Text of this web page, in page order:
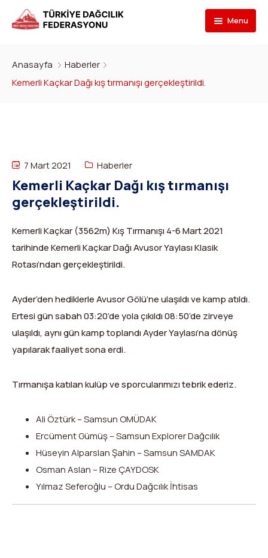
Menu
İletişim
Başkan
Yönetim Kurulu
İl Temsilcileri
Kurullar
Federasyon Logosu
Branşlar
Para Tırmanış
Dağ Kayağı
Kanyoning
Yüksek Dağ Koşusu
Haber Yayınlama Prosedürü
Kulüp Eğitim Başvuruları ve Uygulama Adımları
Faaliyet Programı
Formlar
Türkiye ‘nin Dağları
Tırmanış Raporları
Anti-Doping
Mevzuat
Harç ve Katılım Payları
Yayınlar
Rotalar
Arşivler
Video
2007-2016 Yılı Arşivleri
Başvur
Görevli Başvurusu
Kimlik Başvurusu
DYS Şifre
DYS İlk Giriş ve Şifre (Sporcu, Antrenör, Hakem vb.)
DYS Şifre Başvuru Formu (Sadece Kulüp Yetkilileri)
Anasayfa
Haberler
Kemerli Kaçkar Dağı kış tırmanışı gerçekleştirildi.
7 Mart 2021 Haberler
Kemerli Kaçkar Dağı kış tırmanışı
gerçekleştirildi.
Kemerli Kaçkar (3562m) Kış Tırmanışı 4-6 Mart 2021
tarihinde Kemerli Kaçkar Dağı Avusor Yaylası Klasik
Rotası’ndan gerçekleştirildi.
Ayder’den hediklerle Avusor Gölü’ne ulaşıldı ve kamp atıldı.
Ertesi gün sabah 03:20’de yola çıkıldı 08:50’de zirveye
ulaşıldı, aynı gün kamp toplandı Ayder Yaylası’na dönüş
yapılarak faaliyet sona erdi.
Tırmanışa katılan kulüp ve sporcularımızı tebrik ederiz.
Ali Öztürk – Samsun OMÜDAK
Ercüment Gümüş – Samsun Explorer Dağcılık
Hüseyin Alparslan Şahin – Samsun SAMDAK
Osman Aslan – Rize ÇAYDOSK
Yılmaz Seferoğlu – Ordu Dağcılık İhtisas